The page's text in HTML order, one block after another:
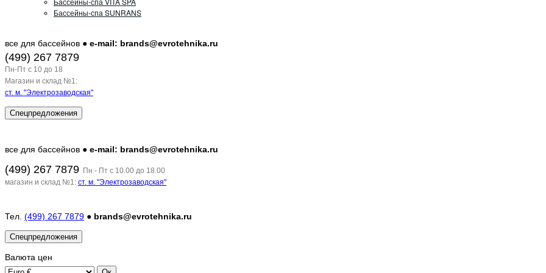
Бассейны-спа SUNRANS
все для бассейнов ● e-mail: brands@evrotehnika.ru
(499) 267 7879
Пн-Пт c 10 до 18
Магазин и склад №1:
ст. м. "Электрозаводская"
Спецпредложения
все для бассейнов ● e-mail: brands@evrotehnika.ru
(499) 267 7879 Пн - Пт с 10.00 до 18.00
магазин и склад №1: ст. м. "Электрозаводская"
Тел. (499) 267 7879 ● brands@evrotehnika.ru
Спецпредложения
Валюта цен